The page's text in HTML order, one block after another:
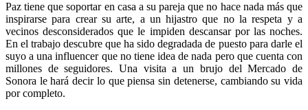
Paz tiene que soportar en casa a su pareja que no hace nada más que
inspirarse para crear su arte, a un hijastro que no la respeta y a
vecinos desconsiderados que le impiden descansar por las noches.
En el trabajo descubre que ha sido degradada de puesto para darle el
suyo a una influencer que no tiene idea de nada pero que cuenta con
millones de seguidores. Una visita a un brujo del Mercado de
Sonora le hará decir lo que piensa sin detenerse, cambiando su vida
por completo.